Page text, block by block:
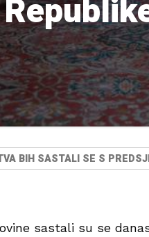
BIH SASTALI SE S
sastali su se